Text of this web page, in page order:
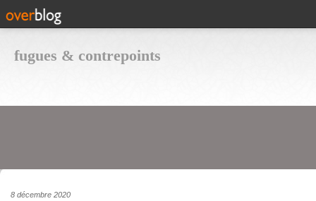
fugues & contrepoints
8 décembre 2020